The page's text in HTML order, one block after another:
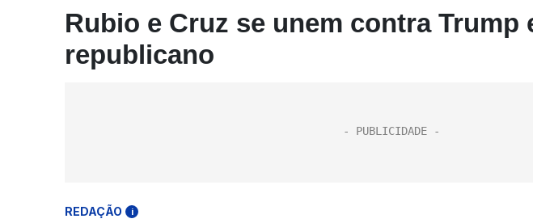
Rubio e Cruz se unem contra Trump
republicano
REDAÇÃO i